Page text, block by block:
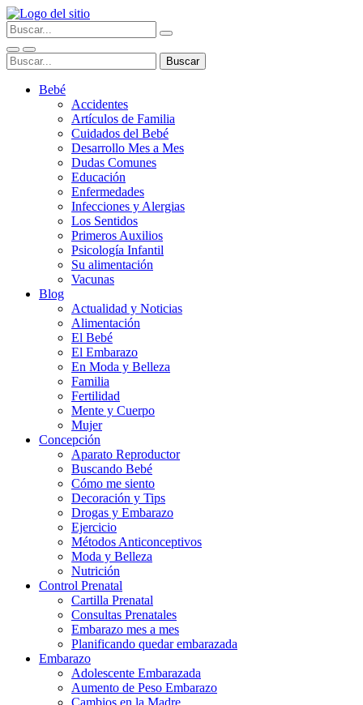
Bebé
Accidentes
Artículos de Familia
Cuidados del Bebé
Desarrollo Mes a Mes
Dudas Comunes
Educación
Enfermedades
Infecciones y Alergias
Los Sentidos
Primeros Auxilios
Psicología Infantil
Su alimentación
Vacunas
Blog
Actualidad y Noticias
Alimentación
El Bebé
El Embarazo
En Moda y Belleza
Familia
Fertilidad
Mente y Cuerpo
Mujer
Concepción
Aparato Reproductor
Buscando Bebé
Cómo me siento
Decoración y Tips
Drogas y Embarazo
Ejercicio
Métodos Anticonceptivos
Moda y Belleza
Nutrición
Control Prenatal
Cartilla Prenatal
Consultas Prenatales
Embarazo mes a mes
Planificando quedar embarazada
Embarazo
Adolescente Embarazada
Aumento de Peso Embarazo
Cambios en la Madre